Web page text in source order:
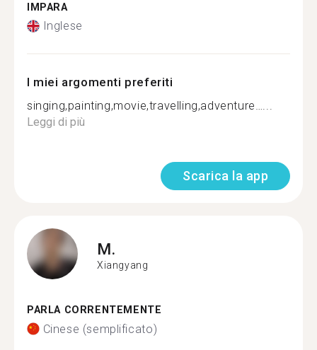
IMPARA
Inglese
I miei argomenti preferiti
singing,painting,movie,travelling,adventure…...
Leggi di più
Scarica la app
M.
Xiangyang
PARLA CORRENTEMENTE
Cinese (semplificato)